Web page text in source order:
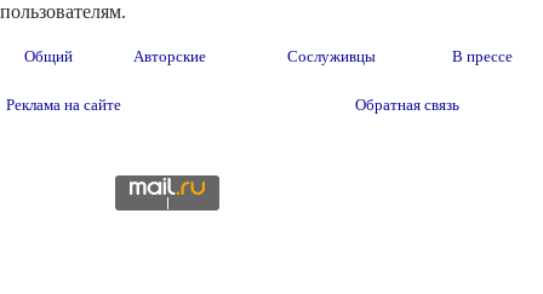
пользователям.
Общий Авторские Сослуживцы В прессе
Реклама на сайте Обратная связь